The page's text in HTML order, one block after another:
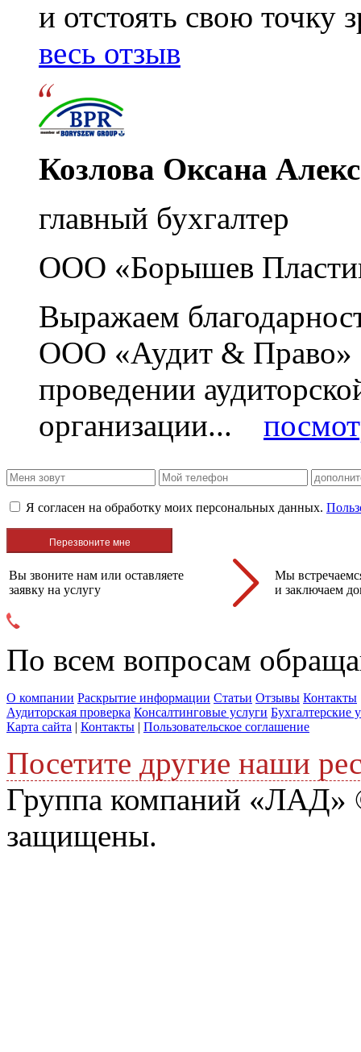
и отстоять свою
весь отзыв
Козлова Оксана
главный бухгалтер
ООО «Борышев
Выражаем
ООО «Аудит & Право»
проведении
организации...
Я согласен на обработку моих персональных данных.
Вы звоните нам или оставляете
заявку на услугу
Мы
и заключаем
По всем вопросам
О компании Раскрытие информации Статьи Отзывы Контакты
Аудиторская проверка Консалтинговые услуги Бухгалтерские
Карта сайта | Контакты | Пользовательское соглашение
Посетите другие наши
Группа компаний «ЛАД»
защищены.